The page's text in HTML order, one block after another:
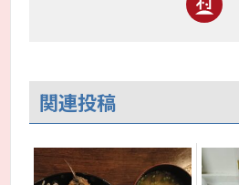
関連投稿